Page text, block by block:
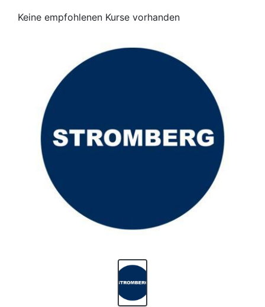
Keine empfohlenen Kurse vorhanden